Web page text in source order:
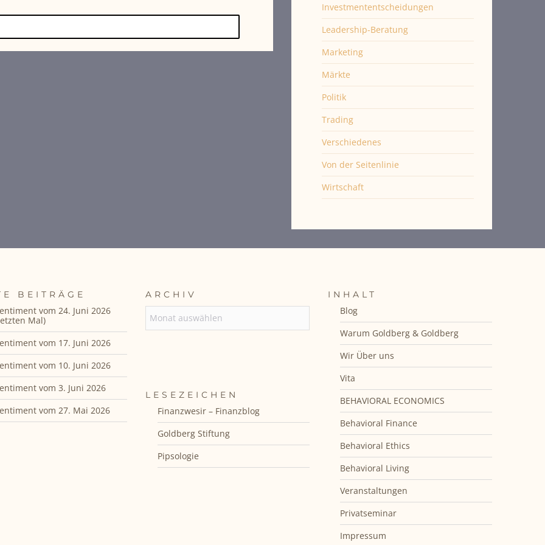
Investmententscheidungen
Leadership-Beratung
Marketing
Märkte
Politik
Trading
Verschiedenes
Von der Seitenlinie
Wirtschaft
BEITRÄGE
vom 24. Juni 2026
Mal)
vom 17. Juni 2026
vom 10. Juni 2026
vom 3. Juni 2026
vom 27. Mai 2026
ARCHIV
LESEZEICHEN
Finanzwesir – Finanzblog
Goldberg Stiftung
Pipsologie
INHALT
Blog
Warum Goldberg & Goldberg
Wir Über uns
Vita
BEHAVIORAL ECONOMICS
Behavioral Finance
Behavioral Ethics
Behavioral Living
Veranstaltungen
Privatseminar
Impressum